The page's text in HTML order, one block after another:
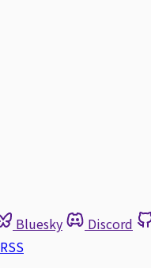
Bluesky Discord
RSS